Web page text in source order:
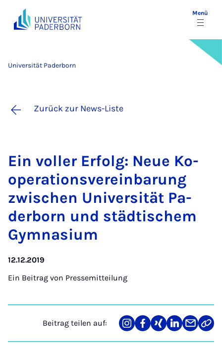
Menü
Universität Paderborn
Zurück zur News-Liste
Ein vol­ler Er­folg: Neue Ko­
ope­ra­ti­ons­ver­ein­ba­rung
zwi­schen Uni­ver­si­tät Pa­
der­born und städ­ti­schem
Gym­na­si­um
12.12.2019
Ein Beitrag von Pressemitteilung
Beitrag teilen auf:
Teilen
auf
Teilen
auf
Teilen
auf
Teilen
auf
Teilen
über
Link